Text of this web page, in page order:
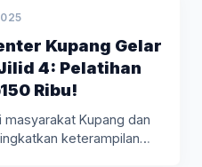
Kupang Gelar
4: Pelatihan
Ribu!
Kupang dan
keterampilan